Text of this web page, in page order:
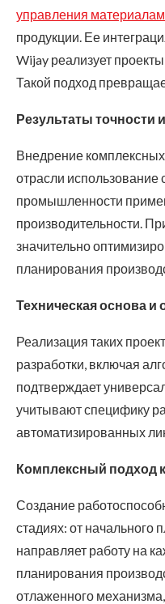
управления
продукции. Ее
Wijay реализует
Такой подход
Результаты точности
Внедрение
отрасли использование
промышленности
производительности.
значительно
планирования
Техническая основа и
Реализация таких
разработки, включая
подтверждает
учитывают специфику
автоматизированных
Комплексный подход
Создание
стадиях: от начального
направляет работу на
планирования
отлаженного